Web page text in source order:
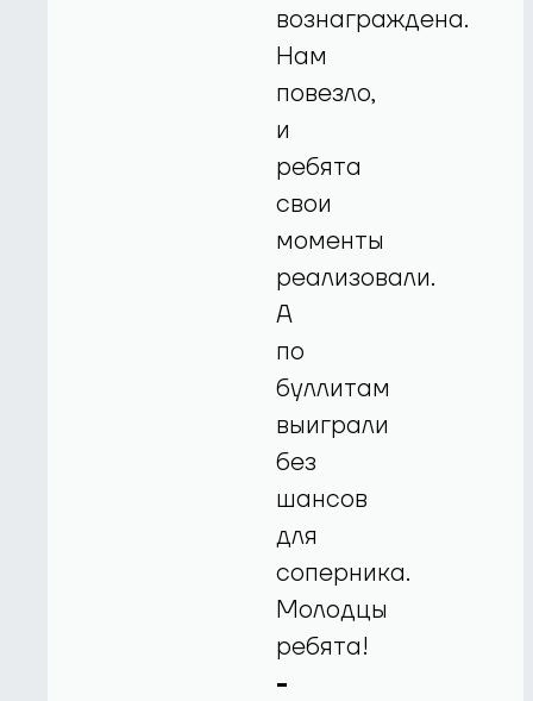
вознаграждена.
Нам
повезло,
и
ребята
свои
моменты
реализовали.
А
по
буллитам
выиграли
без
шансов
для
соперника.
Молодцы
ребята!
-